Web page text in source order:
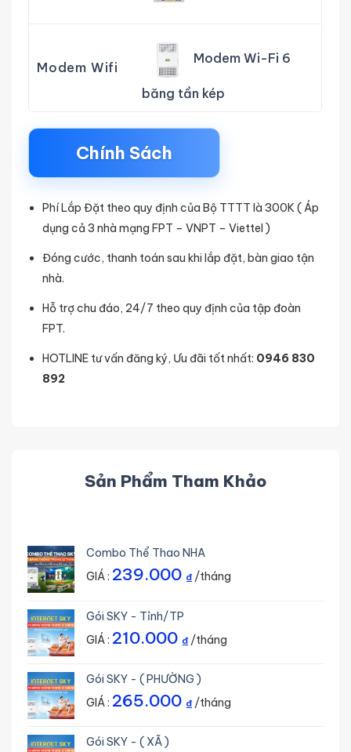
Modem Wifi
Modem Wi-Fi 6
băng tần kép
Chính Sách
Phí Lắp Đặt theo quy định của Bộ TTTT là 300K ( Áp
dụng cả 3 nhà mạng FPT – VNPT – Viettel )
Đóng cước, thanh toán sau khi lắp đặt, bàn giao tận
nhà.
Hỗ trợ chu đáo, 24/7 theo quy định của tập đoàn
FPT.
HOTLINE tư vấn đăng ký, Ưu đãi tốt nhất: 0946 830
892
Sản Phẩm Tham Khảo
Combo Thể Thao NHA
GIÁ : 239.000 ₫/tháng
Gói SKY - Tỉnh/TP
GIÁ : 210.000 ₫/tháng
Gói SKY - ( PHƯỜNG )
GIÁ : 265.000 ₫/tháng
Gói SKY - ( XÃ )